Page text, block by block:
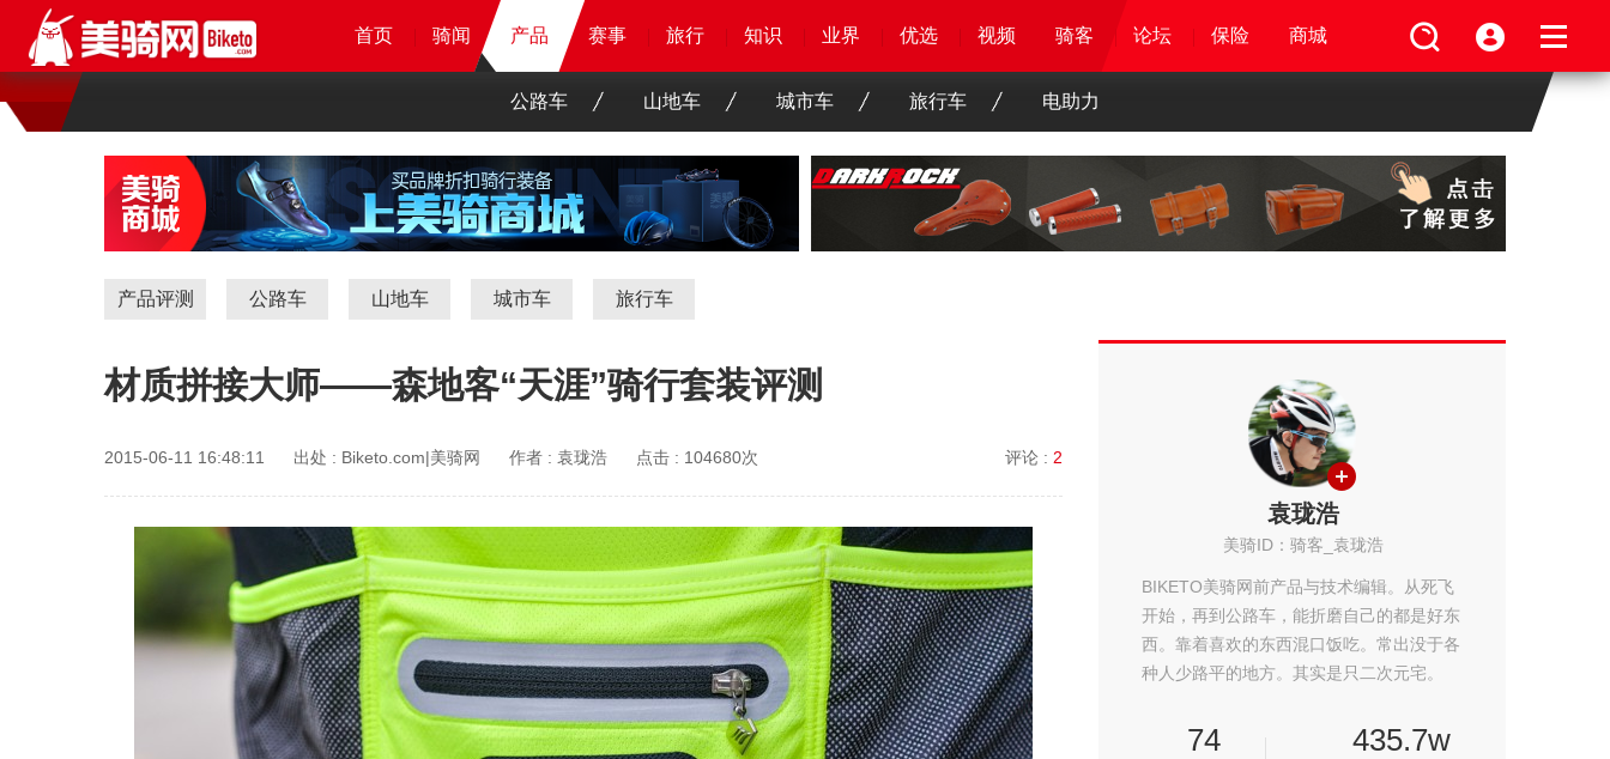
首页 赛事 旅行 知识 业界 优选 骑客 论坛 保险 商城
首页 骑闻 产品 赛事 旅行 知识 业界 优选 骑客 视频 论坛 保险 商城
首页 骑闻 产品 赛事 旅行 知识 业界 优选 视频 骑客 论坛 保险 商城
首页 骑闻 产品 赛事 旅行 知识 业界 优选 视频 骑客 论坛 保险 商城
公路车 山地车 城市车 旅行车 电助力
产品评测 公路车 山地车 城市车 旅行车
材质拼接大师——森地客“天涯”骑行套装评测
2015-06-11 16:48:11 出处 : Biketo.com|美骑网 作者 : 袁珑浩 点击 : 104680次 评论 : 2
袁珑浩
美骑ID：骑客_袁珑浩
BIKETO美骑网前产品与技术编辑。从死飞
开始，再到公路车，能折磨自己的都是好东
西。靠着喜欢的东西混口饭吃。常出没于各
种人少路平的地方。其实是只二次元宅。
74 435.7w